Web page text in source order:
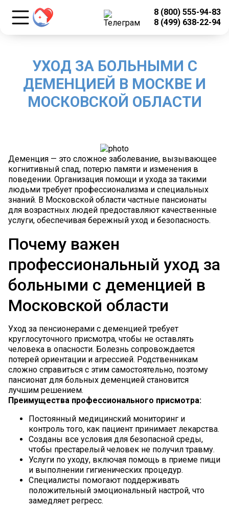
людьми
8 (800) 555-94-83
8 (499) 638-22-94
УХОД ЗА БОЛЬНЫМИ С
ДЕМЕНЦИЕЙ В МОСКВЕ И
МОСКОВСКОЙ ОБЛАСТИ
Деменция — это сложное заболевание, вызывающее
когнитивный спад, потерю памяти и изменения в
поведении. Организация помощи и ухода за такими
людьми требует профессионализма и специальных
знаний. В Московской области частные пансионаты
для возрастных людей предоставляют качественные
услуги, обеспечивая бережный уход и безопасность.
Почему важен
профессиональный уход за
больными с деменцией в
Московской области
Уход за пенсионерами с деменцией требует
круглосуточного присмотра, чтобы не оставлять
человека в опасности. Болезнь сопровождается
потерей ориентации и агрессией. Родственникам
сложно справиться с этим самостоятельно, поэтому
пансионат для больных деменцией становится
лучшим решением.
Преимущества профессионального присмотра:
Постоянный медицинский мониторинг и
контроль того, как пациент принимает лекарства.
Созданы все условия для безопасной среды,
чтобы престарелый человек не получил травму.
Услуги по уходу, включая помощь в приеме пищи
и выполнении гигиенических процедур.
Специалисты помогают поддерживать
положительный эмоциональный настрой, что
замедляет регресс.